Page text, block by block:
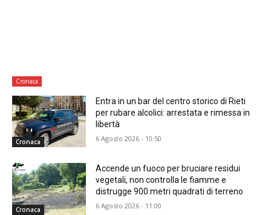
Cronaca
Cronaca
Entra in un bar del centro storico di Rieti
per rubare alcolici: arrestata e rimessa in
libertà
6 Agosto 2026 - 10:50
Cronaca
Accende un fuoco per bruciare residui
vegetali, non controlla le fiamme e
distrugge 900 metri quadrati di terreno
6 Agosto 2026 - 11:00